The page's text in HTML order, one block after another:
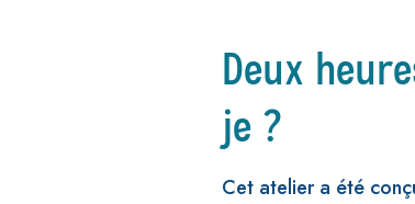
Deux
je ?
Cet atelier a été